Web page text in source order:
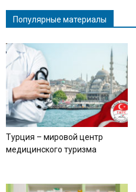
Популярные материалы
Турция – мировой центр
медицинского туризма